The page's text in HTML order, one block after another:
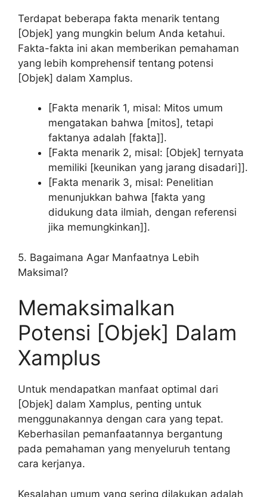
Terdapat beberapa fakta menarik tentang
[Objek] yang mungkin belum Anda ketahui.
Fakta-fakta ini akan memberikan pemahaman
yang lebih komprehensif tentang potensi
[Objek] dalam Xamplus.
[Fakta menarik 1, misal: Mitos umum
mengatakan bahwa [mitos], tetapi
faktanya adalah [fakta]].
[Fakta menarik 2, misal: [Objek] ternyata
memiliki [keunikan yang jarang disadari]].
[Fakta menarik 3, misal: Penelitian
menunjukkan bahwa [fakta yang
didukung data ilmiah, dengan referensi
jika memungkinkan]].
5. Bagaimana Agar Manfaatnya Lebih
Maksimal?
Memaksimalkan
Potensi [Objek] Dalam
Xamplus
Untuk mendapatkan manfaat optimal dari
[Objek] dalam Xamplus, penting untuk
menggunakannya dengan cara yang tepat.
Keberhasilan pemanfaatannya bergantung
pada pemahaman yang menyeluruh tentang
cara kerjanya.
Kesalahan umum yang sering dilakukan adalah